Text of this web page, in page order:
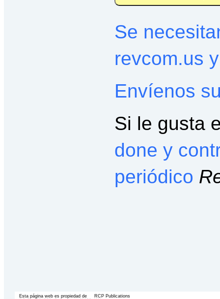
Se
revcom.us
Envíenos
Si le gusta
done y
periódico